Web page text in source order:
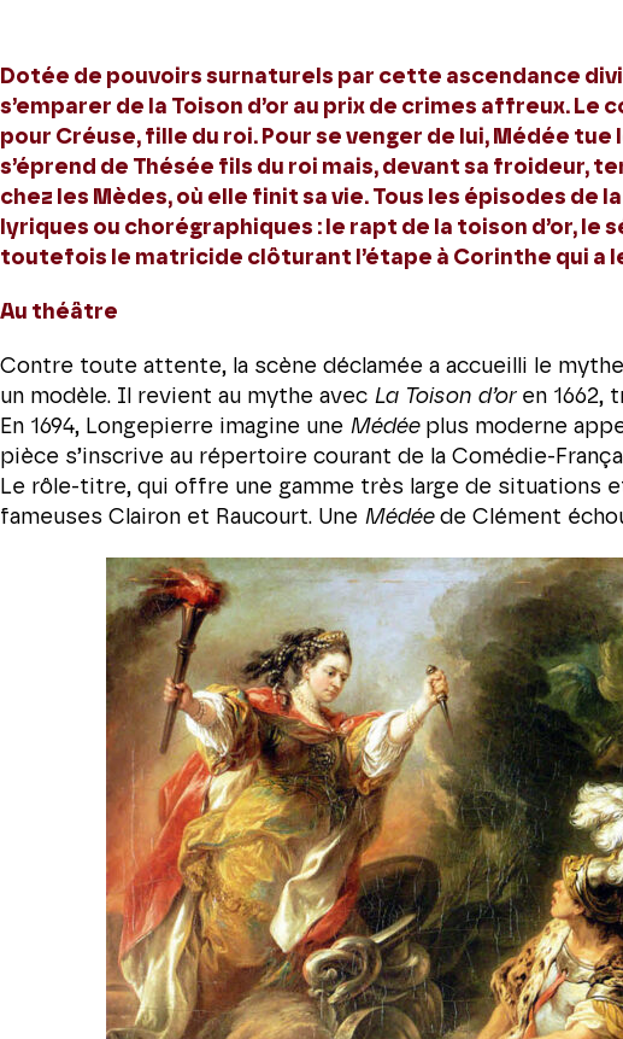
Dotée de pouvoirs surnaturels par cette ascendance
s’emparer de la Toison d’or au prix de crimes affreux.
pour Créuse, fille du roi. Pour se venger de lui, Médée
s’éprend de Thésée fils du roi mais, devant sa froideur,
chez les Mèdes, où elle finit sa vie. Tous les épisodes
lyriques ou chorégraphiques : le rapt de la toison d’or, le
toutefois le matricide clôturant l’étape à Corinthe qui a
Au théâtre
Contre toute attente, la scène déclamée a accueilli le
un modèle. Il revient au mythe avec La Toison d’oren 1662,
En 1694, Longepierre imagine une Médéeplus moderne
pièce s’inscrive au répertoire courant de la Comédie-
Le rôle-titre, qui offre une gamme très large de situations
fameuses Clairon et Raucourt. Une Médéede Clément